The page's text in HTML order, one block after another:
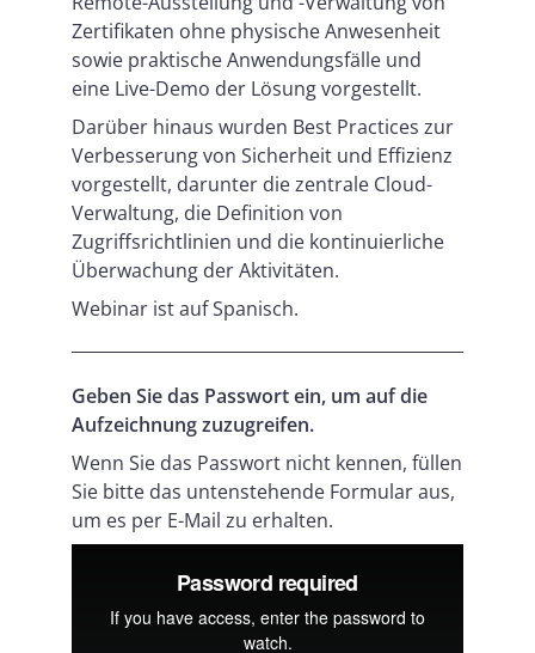
Zertifikaten ohne physische Anwesenheit
sowie praktische Anwendungsfälle und
eine Live-Demo der Lösung vorgestellt.
Darüber hinaus wurden Best Practices zur
Verbesserung von Sicherheit und Effizienz
vorgestellt, darunter die zentrale Cloud-
Verwaltung, die Definition von
Zugriffsrichtlinien und die kontinuierliche
Überwachung der Aktivitäten.
Webinar ist auf Spanisch.
Geben Sie das Passwort ein, um auf die
Aufzeichnung zuzugreifen.
Wenn Sie das Passwort nicht kennen, füllen
Sie bitte das untenstehende Formular aus,
um es per E-Mail zu erhalten.